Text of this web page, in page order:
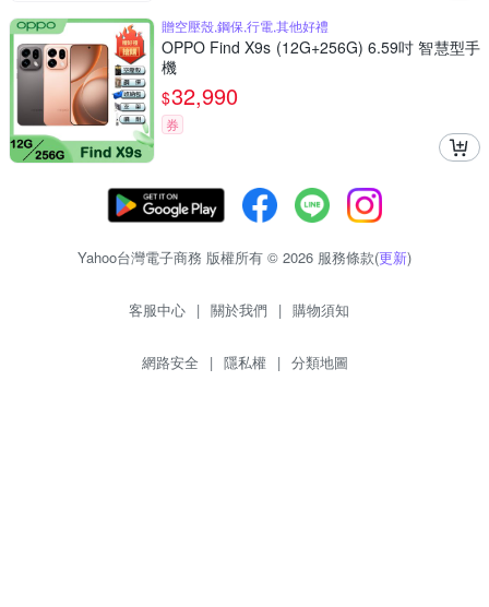
贈空壓殼,鋼保,行電,其他好禮
OPPO Find X9s (12G+256G) 6.59吋 智慧型手
機
$32,990
券
Yahoo台灣電子商務 版權所有 © 2026 服務條款(更新)
客服中心 | 關於我們 | 購物須知
網路安全 | 隱私權 | 分類地圖